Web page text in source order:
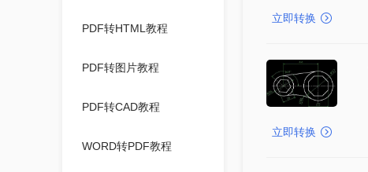
PDF转HTML教程
PDF转图片教程
PDF转CAD教程
WORD转PDF教程
立即转换
立即转换